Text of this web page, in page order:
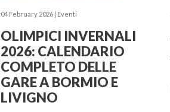
04 February 2026 | Eventi
OLIMPICI INVERNALI
2026: CALENDARIO
COMPLETO DELLE
GARE A BORMIO E
LIVIGNO